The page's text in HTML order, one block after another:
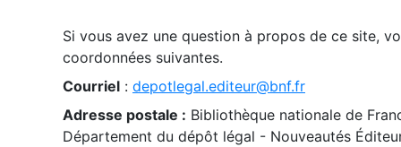
Si vous avez une question à propos de ce site,
coordonnées suivantes.
Courriel : depotlegal.editeur@bnf.fr
Adresse postale : Bibliothèque nationale de
Département du dépôt légal - Nouveautés